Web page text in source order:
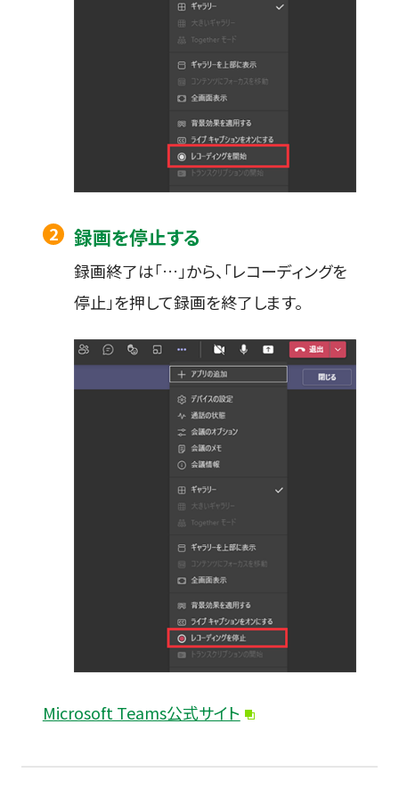
録画を停止する
録画終了は「…」から、「レコーディングを
停止」を押して録画を終了します。
Microsoft Teams公式サイト